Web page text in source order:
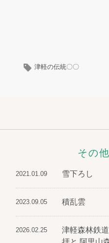
津軽の伝統〇〇
その
2021.01.09 雪下ろし
2023.09.05 積乱雲
2026.02.25
津軽森林鉄